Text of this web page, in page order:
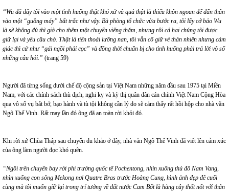
“Wu đã đẩy tôi vào một tình huống thật khó xử và quả thật là thiếu khôn ngoan để dấn thân
vào một “guồng máy” bất trắc như vậy. Bà phòng tổ chức vừa bước ra, tôi lấy cớ bảo Wu
là sẽ không đủ thì giờ cho thêm một chuyến viếng thăm, nhưng rồi cả hai chúng tôi được
giữ lại và yêu cầu chờ. Thật là tiến thoái lưỡng nan, tôi vẫn cố giữ vẻ thản nhiên nhưng cảm
giác thì cứ như “gái ngồi phải cọc” và đồng thời chuẩn bị cho tình huống phải trả lời vô số
những câu hỏi.” (trang 59)
Người đã từng sống dưới chế độ cộng sản tại Việt Nam những năm đầu sau 1975 tại Miền
Nam, với các chính sách thù địch, nghi kỵ và kỳ thị quân dân cán chính Việt Nam Cộng Hòa
qua vô số vụ bắt bớ, bạo hành và tù tội không cần lý do sẽ cảm thấy rất hồi hộp cho nhà văn
Ngô Thế Vinh. Rất may lần đó ông đã an toàn rời khỏi đó.
Khi rời xứ Chùa Tháp sau chuyến du khảo ở đây, nhà văn Ngô Thế Vinh đã viết lên cảm xúc
của ông làm người đọc khó quên.
“Ngồi trên chuyến bay rời phi trường quốc tế Pochentong, nhìn xuống thủ đô Nam Vang,
nhìn xuống con sông Mekong nơi Quatre Bras trước Hoàng Cung, hình ảnh đẹp đẽ cuối
cùng mà tôi muốn giữ lại trong trí tưởng về đất nước Cam Bốt là hàng cây thốt nốt với thân